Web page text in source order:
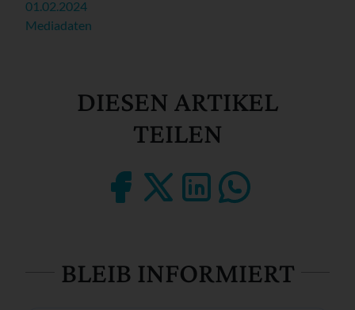
01.02.2024
Mediadaten
DIESEN ARTIKEL
TEILEN
BLEIB INFORMIERT